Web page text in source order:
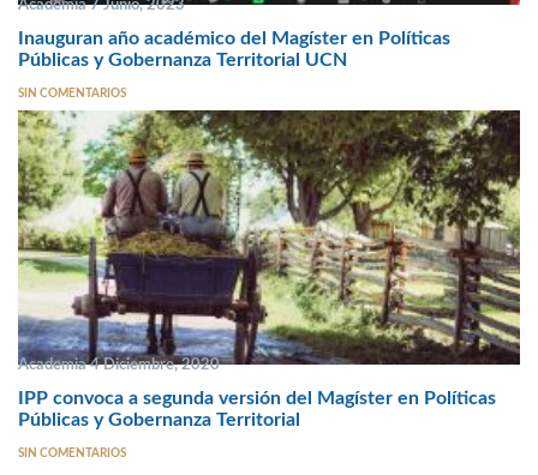
Academia 7 Junio, 2023
Inauguran año académico del Magíster en Políticas
Públicas y Gobernanza Territorial UCN
SIN COMENTARIOS
Academia 4 Diciembre, 2020
IPP convoca a segunda versión del Magíster en Políticas
Públicas y Gobernanza Territorial
SIN COMENTARIOS